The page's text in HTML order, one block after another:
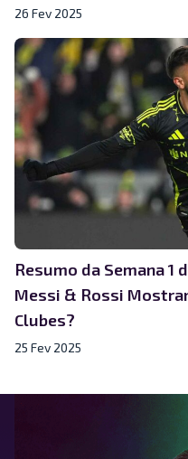
26 Fev 2025
Resumo da Semana 1
Messi & Rossi
Clubes?
25 Fev 2025